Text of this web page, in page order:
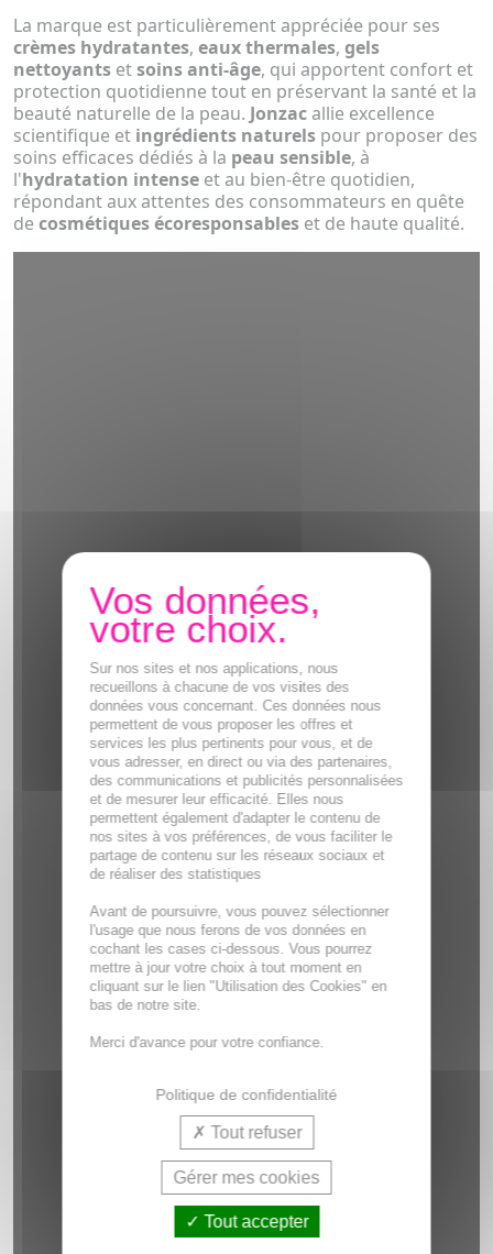
La marque est particulièrement appréciée pour ses
crèmes hydratantes, eaux thermales, gels
nettoyants etsoins anti-âge, qui apportent confort et
protection quotidienne tout en préservant la santé et la
beauté naturelle de la peau. Jonzac allie excellence
scientifique et ingrédients naturels pour proposer des
soins efficaces dédiés à la peau sensible, à
l'hydratation intense et au bien-être quotidien,
répondant aux attentes des consommateurs en quête
de cosmétiques écoresponsables et de haute qualité.
Sur nos sites et nos applications, nous
recueillons à chacune de vos visites des
données vous concernant. Ces données nous
permettent de vous proposer les offres et
services les plus pertinents pour vous, et de
vous adresser, en direct ou via des partenaires,
des communications et publicités personnalisées
et de mesurer leur efficacité. Elles nous
permettent également d'adapter le contenu de
nos sites à vos préférences, de vous faciliter le
partage de contenu sur les réseaux sociaux et
de réaliser des statistiques
Avant de poursuivre, vous pouvez sélectionner
l'usage que nous ferons de vos données en
cochant les cases ci-dessous. Vous pourrez
mettre à jour votre choix à tout moment en
cliquant sur le lien "Utilisation des Cookies" en
bas de notre site.
Merci d'avance pour votre confiance.
Politique de confidentialité
Tout refuser
Gérer mes cookies
Tout accepter